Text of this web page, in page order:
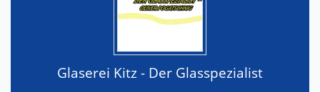
Glaserei Kitz - Der Glasspezialist